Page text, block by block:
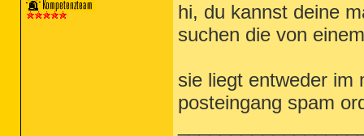
hi, du kannst deine
suchen die von
sie liegt entweder im
posteingang spam